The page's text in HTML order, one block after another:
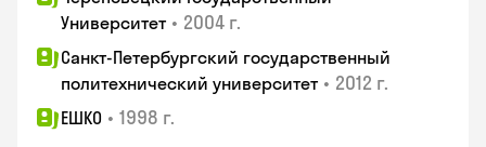
Университет • 2004 г.
Санкт-Петербургский государственный
политехнический университет • 2012 г.
ЕШКО • 1998 г.